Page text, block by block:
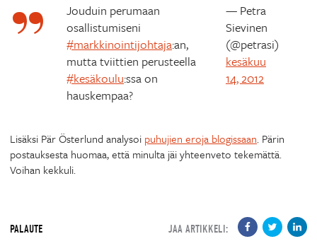
Jouduin perumaan
osallistumiseni
#markkinointijohtaja:an,
mutta tviittien perusteella
#kesäkoulu:ssa on
hauskempaa?
— Petra
Sievinen
(@petrasi)
kesäkuu
14, 2012
Lisäksi Pär Österlund analysoi puhujien eroja blogissaan. Pärin
postauksesta huomaa, että minulta jäi yhteenveto tekemättä.
Voihan kekkuli.
PALAUTE JAA ARTIKKELI: